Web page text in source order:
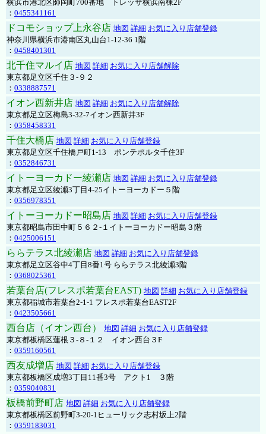
横浜市港北区師岡町700番地 トレッサ横浜南棟2F
： 0455341161
ドコモショップ上永谷店 地図 詳細 お気に入り店舗登録
神奈川県横浜市港南区丸山台1-12-36 1階
： 0458401301
北千住マルイ店 地図 詳細 お気に入り店舗解除
東京都足立区千住３-９２
： 0338887571
イオン西新井店 地図 詳細 お気に入り店舗解除
東京都足立区梅島3-32-7イオン西新井3F
： 0358458331
千住大橋店 地図 詳細 お気に入り店舗登録
東京都足立区千住橋戸町1-13 ポンテポルタ千住3F
： 0352846731
イトーヨーカドー綾瀬店 地図 詳細 お気に入り店舗登録
東京都足立区綾瀬3丁目4-25イトーヨーカドー５階
： 0356978351
イトーヨーカドー昭島店 地図 詳細 お気に入り店舗登録
東京都昭島市田中町５６２-１イトーヨーカドー昭島３階
： 0425006151
ららテラス北綾瀬店 地図 詳細 お気に入り店舗登録
東京都足立区谷中4丁目8番1号 ららテラス北綾瀬3階
： 0368025361
若葉台店(フレスポ若葉台EAST) 地図 詳細 お気に入り店舗登録
東京都稲城市若葉台2-1-1 フレスポ若葉台EAST2F
： 0423505661
西台店（イオン西台） 地図 詳細 お気に入り店舗登録
東京都板橋区蓮根３-８-１２ イオン西台３F
： 0359160561
西友成増店 地図 詳細 お気に入り店舗登録
東京都板橋区成増3丁目11番3号 アクト1 ３階
： 0359040831
板橋前野町店 地図 詳細 お気に入り店舗登録
東京都板橋区前野町3-20-1ヒューリック志村坂上2階
： 0359183031